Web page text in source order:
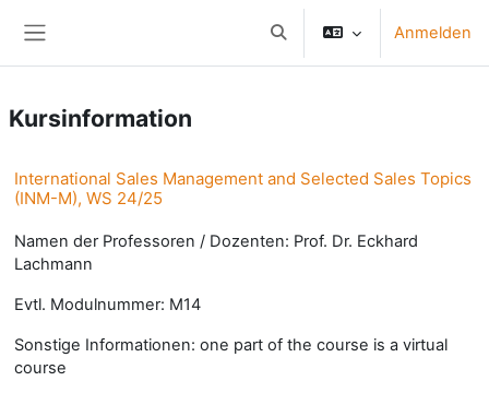
Sucheingabe umschalten
Anmelden
Kursinformation
International Sales Management and Selected Sales Topics
(INM-M), WS 24/25
Namen der Professoren / Dozenten: Prof. Dr. Eckhard
Lachmann
Evtl. Modulnummer: M14
Sonstige Informationen: one part of the course is a virtual
course